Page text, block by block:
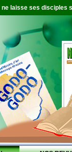
laisse ses disciples